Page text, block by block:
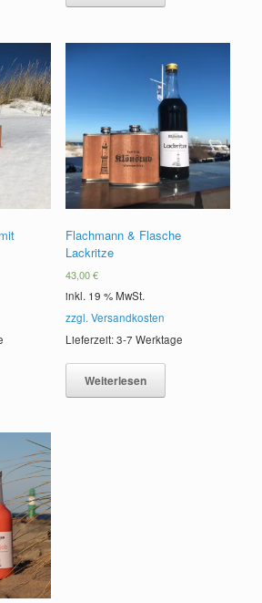
Flachmann & Flasche
Lackritze
43,00€
inkl. 19 % MwSt.
zzgl. Versandkosten
Lieferzeit: 3-7 Werktage
Weiterlesen